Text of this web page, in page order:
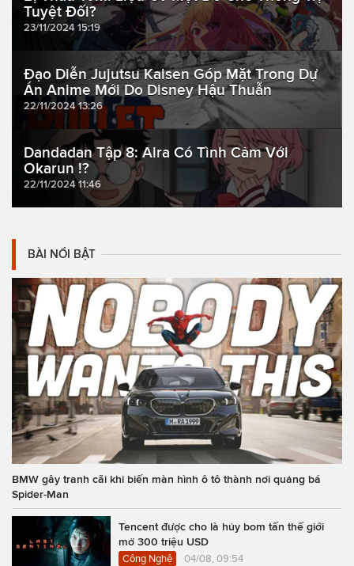
Tuyệt Đối?
23/11/2024 15:19
Đạo Diễn Jujutsu Kaisen Góp Mặt Trong Dự
Án Anime Mới Do Disney Hậu Thuẫn
22/11/2024 13:26
Dandadan Tập 8: Aira Có Tình Cảm Với
Okarun !?
22/11/2024 11:46
BÀI NỔI BẬT
BMW gây tranh cãi khi biến màn hình ô tô thành nơi quảng bá
Spider-Man
Tencent được cho là hủy bom tấn thế giới
mở 300 triệu USD
Công Nghệ 04/08, 09:54